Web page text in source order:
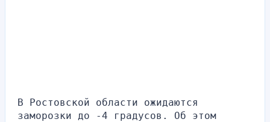
В Ростовской области ожидаются
заморозки до -4 градусов. Об этом